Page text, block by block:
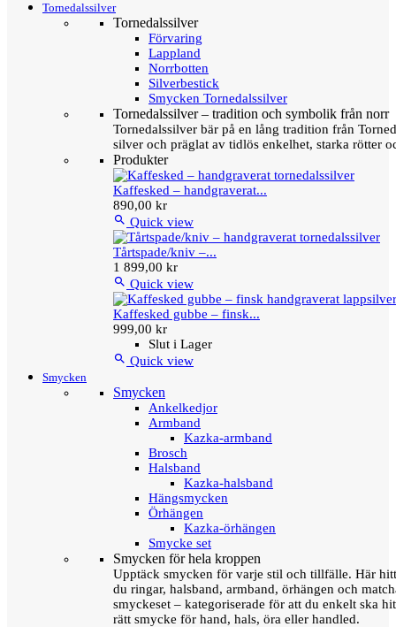
Tornedalssilver
Tornedalssilver
Förvaring
Lappland
Norrbotten
Silverbestick
Smycken Tornedalssilver
Tornedalssilver – tradition och symbolik från norr
Tornedalssilver bär på en lång tradition från
silver och präglat av tidlös enkelhet, starka rötter
Produkter
Kaffesked – handgraverat...
890,00 kr
 Quick view
Tårtspade/kniv –...
1 899,00 kr
 Quick view
Kaffesked gubbe – finsk...
999,00 kr
Slut i Lager
 Quick view
Smycken
Smycken
Ankelkedjor
Armband
Kazka-armband
Brosch
Halsband
Kazka-halsband
Hängsmycken
Örhängen
Kazka-örhängen
Smycke set
Smycken för hela kroppen
Upptäck smycken för varje stil och tillfälle. Här
du ringar, halsband, armband, örhängen och
smyckeset – kategoriserade för att du enkelt ska
rätt smycke för hand, hals, öra eller handled.